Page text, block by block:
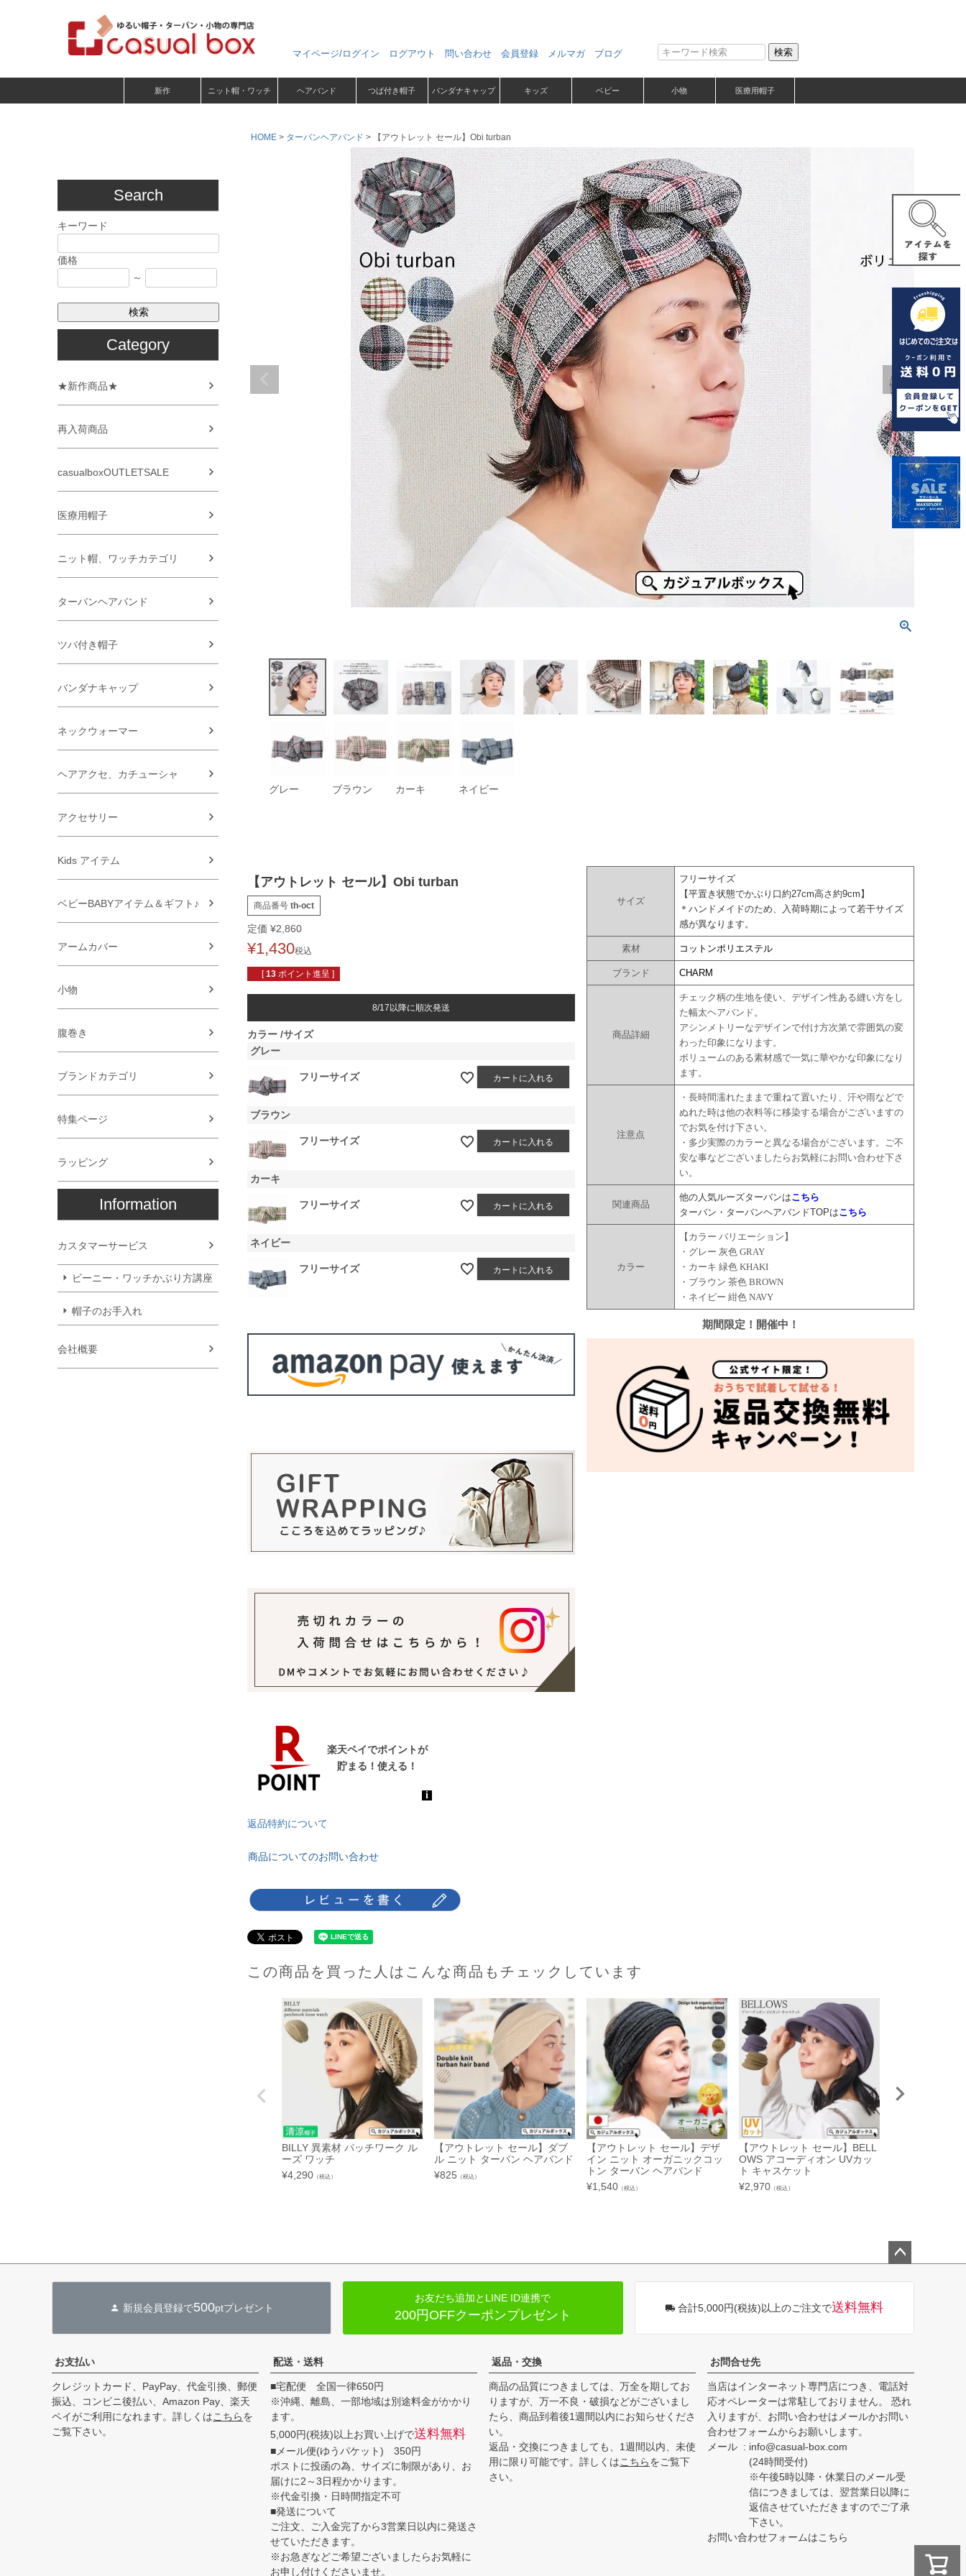
マイページ/ログイン ログアウト 問い合わせ 会員登録 メルマガ ブログ 検索
新作 ニット帽・ワッチ ヘアバンド つば付き帽子 バンダナキャップ キッズ ベビー 小物 医療用帽子
Search
キーワード
価格
～
検索
Category
★新作商品★
再入荷商品
casualboxOUTLETSALE
医療用帽子
ニット帽、ワッチカテゴリ
ターバンヘアバンド
ツバ付き帽子
バンダナキャップ
ネックウォーマー
ヘアアクセ、カチューシャ
アクセサリー
Kids アイテム
ベビーBABYアイテム＆ギフト♪
アームカバー
小物
腹巻き
ブランドカテゴリ
特集ページ
ラッピング
Information
カスタマーサービス
ビーニー・ワッチかぶり方講座
帽子のお手入れ
会社概要
HOME ターバンヘアバンド 【アウトレット セール】Obi turban
グレー ブラウン カーキ ネイビー
【アウトレット セール】Obi turban
商品番号 th-oct
定価 ¥2,860
¥1,430税込
[ 13 ポイント進呈 ]
8/17以降に順次発送
カラー サイズ
グレー
フリーサイズ カートに入れる
ブラウン
フリーサイズ カートに入れる
カーキ
フリーサイズ カートに入れる
ネイビー
フリーサイズ カートに入れる
返品特約について
商品についてのお問い合わせ
サイズ
フリーサイズ
【平置き状態でかぶり口約27cm高さ約9cm】
＊ハンドメイドのため、入荷時期によって若干サイズ
感が異なります。
素材 コットンポリエステル
ブランド CHARM
商品詳細
チェック柄の生地を使い、デザイン性ある縫い方をし
た幅太ヘアバンド。
アシンメトリーなデザインで付け方次第で雰囲気の変
わった印象になります。
ボリュームのある素材感で一気に華やかな印象になり
ます。
注意点
・長時間濡れたままで重ねて置いたり、汗や雨などで
ぬれた時は他の衣料等に移染する場合がございますの
でお気を付け下さい。
・多少実際のカラーと異なる場合がございます。ご不
安な事などございましたらお気軽にお問い合わせ下さ
い。
関連商品
他の人気ルーズターバンはこちら
ターバン・ターバンヘアバンドTOPはこちら
カラー
【カラー バリエーション】
・グレー 灰色 GRAY
・カーキ 緑色 KHAKI
・ブラウン 茶色 BROWN
・ネイビー 紺色 NAVY
期間限定！開催中！
この商品を買った人はこんな商品もチェックしています
BILLY 異素材 パッチワーク ル
ーズ ワッチ
¥4,290 （税込）
【アウトレット セール】ダブ
ル ニット ターバン ヘアバンド
¥825 （税込）
【アウトレット セール】デザ
イン ニット オーガニックコッ
トン ターバン ヘアバンド
¥1,540 （税込）
【アウトレット セール】BELL
OWS アコーディオン UVカッ
ト キャスケット
¥2,970 （税込）
新規会員登録で500ptプレゼント
お友だち追加とLINE ID連携で
200円OFFクーポンプレゼント 合計5,000円(税抜)以上のご注文で送料無料
お支払い
クレジットカード、PayPay、代金引換、郵便
振込、コンビニ後払い、Amazon Pay、楽天
ペイがご利用になれます。詳しくはこちらを
ご覧下さい。
配送・送料
■宅配便 全国一律650円
※沖縄、離島、一部地域は別途料金がかかり
ます。
5,000円(税抜)以上お買い上げで送料無料
■メール便(ゆうパケット) 350円
ポストに投函の為、サイズに制限があり、お
届けに2～3日程かかります。
※代金引換・日時間指定不可
■発送について
ご注文、ご入金完了から3営業日以内に発送さ
せていただきます。
※お急ぎなどご希望ございましたらお気軽に
お申し付けくださいませ。
返品・交換
商品の品質につきましては、万全を期してお
りますが、万一不良・破損などがございまし
たら、商品到着後1週間以内にお知らせくださ
い。
返品・交換につきましても、1週間以内、未使
用に限り可能です。詳しくはこちらをご覧下
さい。
お問合せ先
当店はインターネット専門店につき、電話対
応オペレーターは常駐しておりません。 恐れ
入りますが、お問い合わせはメールかお問い
合わせフォームからお願いします。
メール
info@casual-box.com
(24時間受付)
※午後5時以降・休業日のメール受
信につきましては、翌営業日以降に
返信させていただきますのでご了承
下さい。
お問い合わせフォームはこちら